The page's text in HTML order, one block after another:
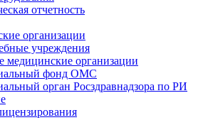
отчетность
организации
учреждения
медицинские организации
фонд ОМС
орган Росздравнадзора по РИ